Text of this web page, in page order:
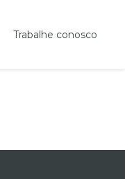
Trabalhe conosco